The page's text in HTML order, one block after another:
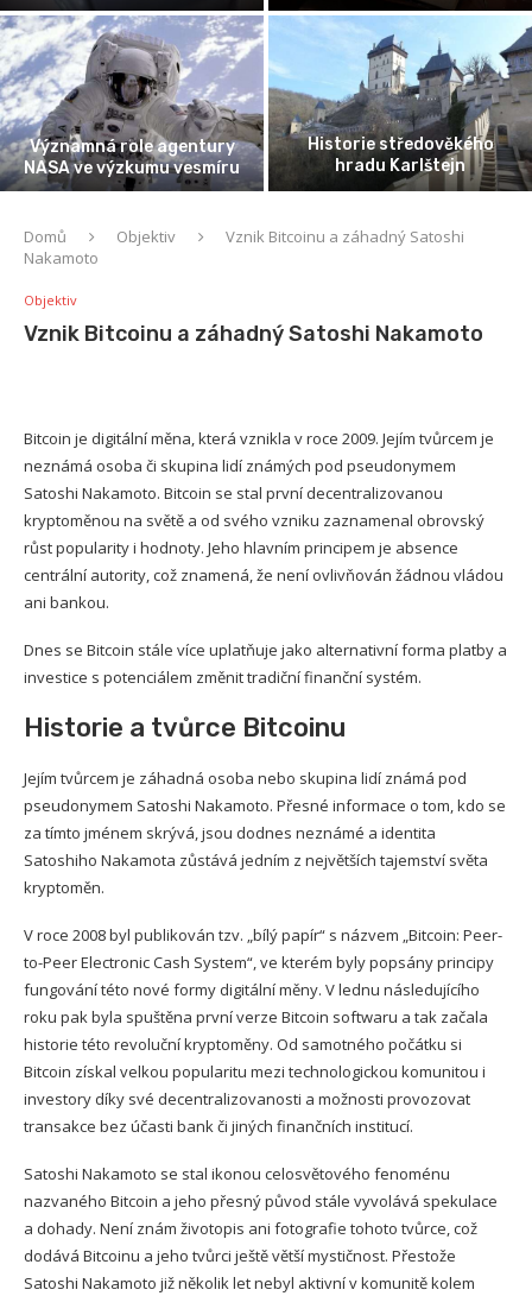
Významná role agentury
NASA ve výzkumu vesmíru
Historie středověkého
hradu Karlštejn
Domů Objektiv
Vznik Bitcoinu a záhadný Satoshi
Nakamoto
Objektiv
Vznik Bitcoinu a záhadný Satoshi Nakamoto
Bitcoin je digitální měna, která vznikla v roce 2009. Jejím tvůrcem je
neznámá osoba či skupina lidí známých pod pseudonymem
Satoshi Nakamoto. Bitcoin se stal první decentralizovanou
kryptoměnou na světě a od svého vzniku zaznamenal obrovský
růst popularity i hodnoty. Jeho hlavním principem je absence
centrální autority, což znamená, že není ovlivňován žádnou vládou
ani bankou.
Dnes se Bitcoin stále více uplatňuje jako alternativní forma platby a
investice s potenciálem změnit tradiční finanční systém.
Historie a tvůrce Bitcoinu
Jejím tvůrcem je záhadná osoba nebo skupina lidí známá pod
pseudonymem Satoshi Nakamoto. Přesné informace o tom, kdo se
za tímto jménem skrývá, jsou dodnes neznámé a identita
Satoshiho Nakamota zůstává jedním z největších tajemství světa
kryptoměn.
V roce 2008 byl publikován tzv. „bílý papír“ s názvem „Bitcoin: Peer-
to-Peer Electronic Cash System“, ve kterém byly popsány principy
fungování této nové formy digitální měny. V lednu následujícího
roku pak byla spuštěna první verze Bitcoin softwaru a tak začala
historie této revoluční kryptoměny. Od samotného počátku si
Bitcoin získal velkou popularitu mezi technologickou komunitou i
investory díky své decentralizovanosti a možnosti provozovat
transakce bez účasti bank či jiných finančních institucí.
Satoshi Nakamoto se stal ikonou celosvětového fenoménu
nazvaného Bitcoin a jeho přesný původ stále vyvolává spekulace
a dohady. Není znám životopis ani fotografie tohoto tvůrce, což
dodává Bitcoinu a jeho tvůrci ještě větší mystičnost. Přestože
Satoshi Nakamoto již několik let nebyl aktivní v komunitě kolem